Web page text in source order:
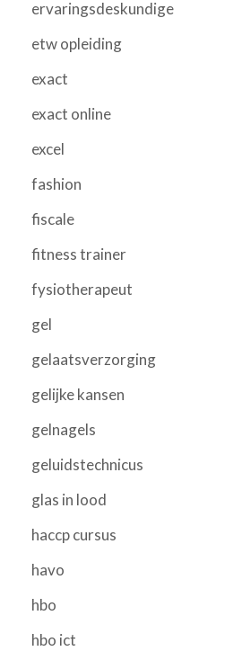
ervaringsdeskundige
etw opleiding
exact
exact online
excel
fashion
fiscale
fitness trainer
fysiotherapeut
gel
gelaatsverzorging
gelijke kansen
gelnagels
geluidstechnicus
glas in lood
haccp cursus
havo
hbo
hbo ict